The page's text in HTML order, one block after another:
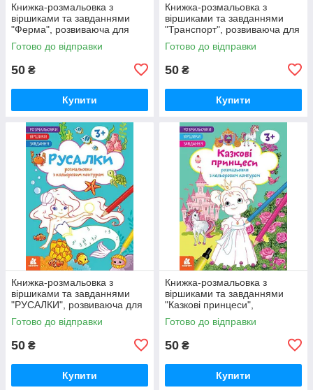
Книжка-розмальовка з
віршиками та завданнями
"Ферма", розвиваюча для
дітей КН1657005У
Готово до відправки
50 ₴
Купити
Книжка-розмальовка з
віршиками та завданнями
"Транспорт", розвиваюча для
дітей КН1657003У
Готово до відправки
50 ₴
Купити
Книжка-розмальовка з
віршиками та завданнями
"РУСАЛКИ", розвиваюча для
дітей КН1657002У
Готово до відправки
50 ₴
Купити
Книжка-розмальовка з
віршиками та завданнями
"Казкові принцеси",
розвиваюча для дітей
КН1657001У
Готово до відправки
50 ₴
Купити